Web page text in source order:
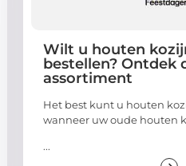
Wilt u houten
bestellen? Ontdek
assortiment
Het best kunt u houten
wanneer uw oude houten
...